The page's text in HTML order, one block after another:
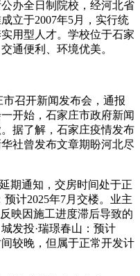
办全日制院校，经河北省
立于2007年5月，实行统
用型人才。学校位于石家
通便利、环境优美。
市召开新闻发布会，通报
开始，石家庄市政府新闻
据了解，石家庄疫情发布
社曾发布文章期盼河北尽
期通知，交房时间处于正
计2025年7月交楼。业主
映因施工进度滞后导致的
发投·瑞璟春山：预计
较晚，但属于正常开发计